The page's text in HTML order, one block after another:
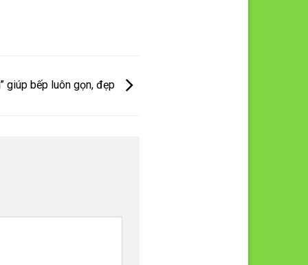
giúp bếp luôn gọn, đẹp